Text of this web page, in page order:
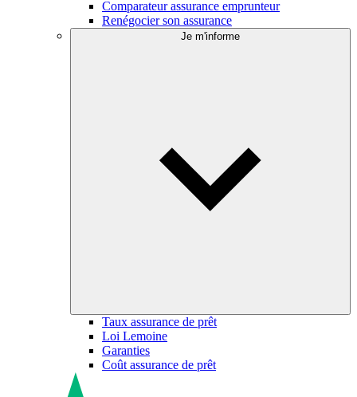
Comparateur assurance emprunteur
Renégocier son assurance
Je m'informe
Taux assurance de prêt
Loi Lemoine
Garanties
Coût assurance de prêt